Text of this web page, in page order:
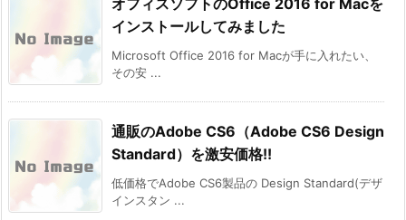
インストールしてみました
Microsoft Office 2016 for Macが手に入れたい、
その安 ...
通販のAdobe CS6（Adobe CS6 Design
Standard）を激安価格!!
低価格でAdobe CS6製品の Design Standard(デザ
インスタン ...